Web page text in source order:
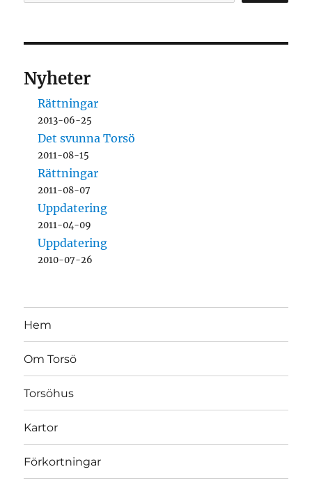
Nyheter
Rättningar
2013-06-25
Det svunna Torsö
2011-08-15
Rättningar
2011-08-07
Uppdatering
2011-04-09
Uppdatering
2010-07-26
Hem
Om Torsö
Torsöhus
Kartor
Förkortningar